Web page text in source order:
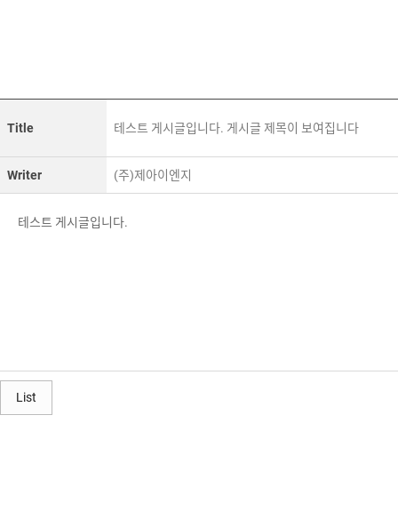
Title 테스트 게시글입니다. 게시글 제목이 보여집니다
Writer (주)제아이엔지
테스트 게시글입니다.
List